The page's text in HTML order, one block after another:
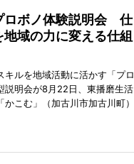
ロボノ体験説明会 仕
地域の力に変える仕組
キルを地域活動に活かす「プロ
説明会が8月22日、東播磨生活
こむ」（加古川市加古川町）